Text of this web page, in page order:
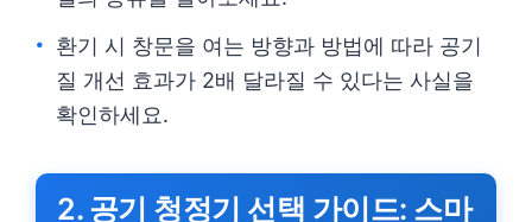
환기 시 창문을 여는 방향과 방법에 따라 공기
질 개선 효과가 2배 달라질 수 있다는 사실을
확인하세요.
2. 공기 청정기 선택 가이드: 스마